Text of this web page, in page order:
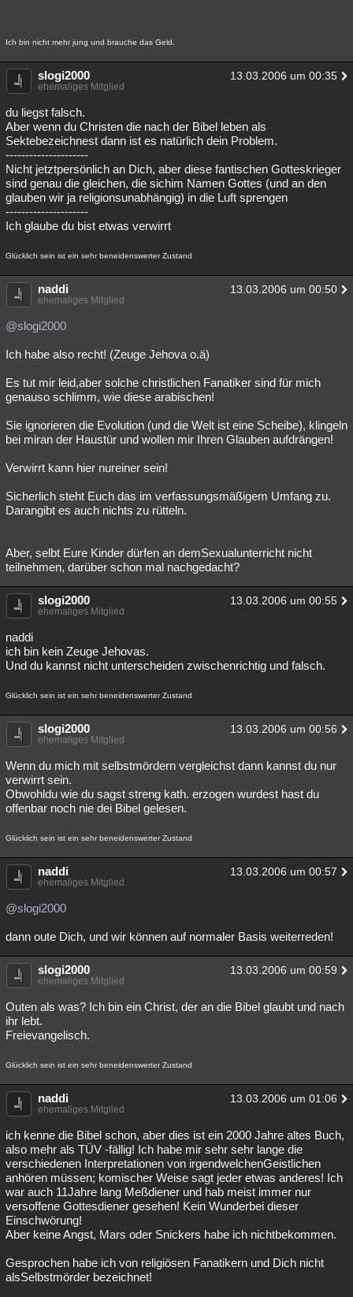
Ich bin nicht mehr jung und brauche das Geld.
slogi2000 13.03.2006 um 00:35
ehemaliges Mitglied
du liegst falsch.
Aber wenn du Christen die nach der Bibel leben als
Sektebezeichnest dann ist es natürlich dein Problem.
---------------------
Nicht jetztpersönlich an Dich, aber diese fantischen Gotteskrieger
sind genau die gleichen, die sichim Namen Gottes (und an den
glauben wir ja religionsunabhängig) in die Luft sprengen
---------------------
Ich glaube du bist etwas verwirrt
Glücklich sein ist ein sehr beneidenswerter Zustand
naddi 13.03.2006 um 00:50
ehemaliges Mitglied
@slogi2000
Ich habe also recht! (Zeuge Jehova o.ä)
Es tut mir leid,aber solche christlichen Fanatiker sind für mich
genauso schlimm, wie diese arabischen!
Sie ignorieren die Evolution (und die Welt ist eine Scheibe), klingeln
bei miran der Haustür und wollen mir Ihren Glauben aufdrängen!
Verwirrt kann hier nureiner sein!
Sicherlich steht Euch das im verfassungsmäßigem Umfang zu.
Darangibt es auch nichts zu rütteln.
Aber, selbt Eure Kinder dürfen an demSexualunterricht nicht
teilnehmen, darüber schon mal nachgedacht?
slogi2000 13.03.2006 um 00:55
ehemaliges Mitglied
naddi
ich bin kein Zeuge Jehovas.
Und du kannst nicht unterscheiden zwischenrichtig und falsch.
Glücklich sein ist ein sehr beneidenswerter Zustand
slogi2000 13.03.2006 um 00:56
ehemaliges Mitglied
Wenn du mich mit selbstmördern vergleichst dann kannst du nur
verwirrt sein.
Obwohldu wie du sagst streng kath. erzogen wurdest hast du
offenbar noch nie dei Bibel gelesen.
Glücklich sein ist ein sehr beneidenswerter Zustand
naddi 13.03.2006 um 00:57
ehemaliges Mitglied
@slogi2000
dann oute Dich, und wir können auf normaler Basis weiterreden!
slogi2000 13.03.2006 um 00:59
ehemaliges Mitglied
Outen als was? Ich bin ein Christ, der an die Bibel glaubt und nach
ihr lebt.
Freievangelisch.
Glücklich sein ist ein sehr beneidenswerter Zustand
naddi 13.03.2006 um 01:06
ehemaliges Mitglied
ich kenne die Bibel schon, aber dies ist ein 2000 Jahre altes Buch,
also mehr als TÜV -fällig! Ich habe mir sehr sehr lange die
verschiedenen Interpretationen von irgendwelchenGeistlichen
anhören müssen; komischer Weise sagt jeder etwas anderes! Ich
war auch 11Jahre lang Meßdiener und hab meist immer nur
versoffene Gottesdiener gesehen! Kein Wunderbei dieser
Einschwörung!
Aber keine Angst, Mars oder Snickers habe ich nichtbekommen.
Gesprochen habe ich von religiösen Fanatikern und Dich nicht
alsSelbstmörder bezeichnet!